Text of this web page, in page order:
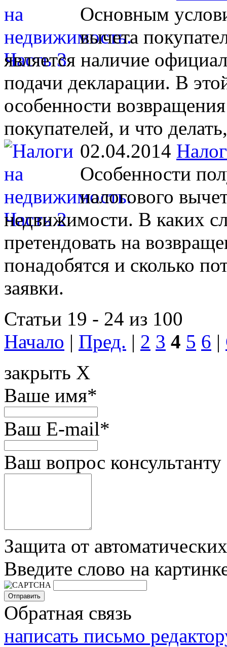
Основным
вычета
является наличие
подачи декларации. В
особенности
покупателей, и что
02.04.2014
Особенности
налогового
недвижимости. В каких
претендовать на
понадобятся и сколько
заявки.
Статьи 19 - 24 из 100
Начало | Пред. | 2 3 4 5 6 |
закрыть X
Ваше имя*
Ваш E-mail*
Ваш вопрос консультанту
Защита от
Введите слово на
Обратная связь
написать письмо